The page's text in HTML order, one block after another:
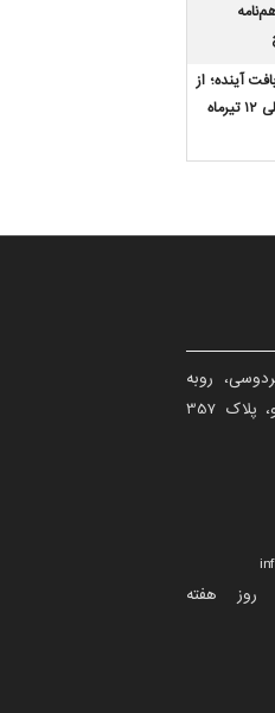
آینده؛ از
اصالت تا تحول»؛ کرج ۱۰ الی ۱۲ تیرماه
روبه
روی خیابان نوفل لوشاتو، پلاک 357
هفته